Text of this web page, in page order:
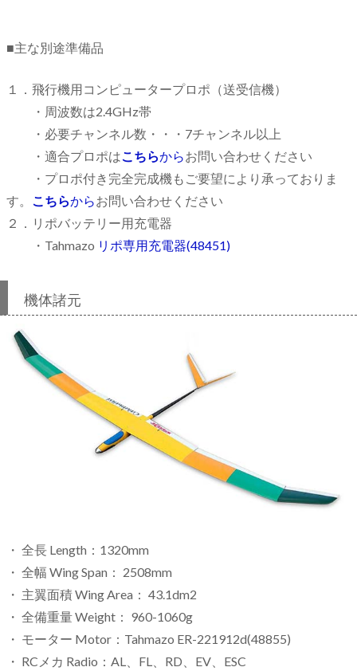
■主な別途準備品
１．飛行機用コンピュータープロポ（送受信機）
・周波数は2.4GHz帯
・必要チャンネル数・・・7チャンネル以上
・適合プロポはこちらからお問い合わせください
・プロポ付き完全完成機もご要望により承っておりま
す。 こちらからお問い合わせください
２．リポバッテリー用充電器
・Tahmazo リポ専用充電器(48451)
機体諸元
・ 全長 Length：1320mm
・ 全幅 Wing Span： 2508mm
・ 主翼面積 Wing Area： 43.1dm2
・ 全備重量 Weight： 960-1060g
・ モーター Motor：Tahmazo ER-221912d(48855)
・ RCメカ Radio：AL、FL、RD、EV、ESC